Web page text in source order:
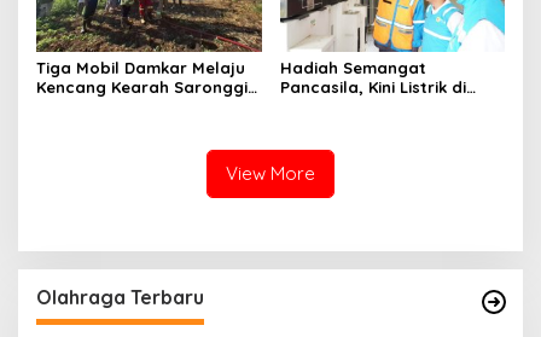
Tiga Mobil Damkar Melaju
Kencang Kearah Saronggi,
Hadiah Semangat
Pancasila, Kini Listrik di
View More
Olahraga Terbaru